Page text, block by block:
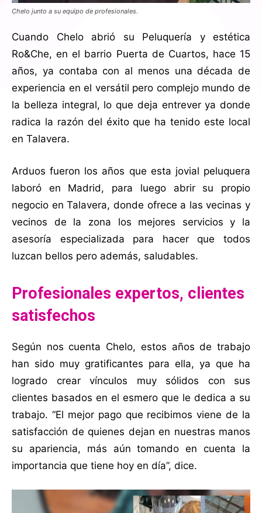
Chelo junto a su equipo de profesionales.
Cuando Chelo abrió su Peluquería y estética
Ro&Che, en el barrio Puerta de Cuartos, hace 15
años, ya contaba con al menos una década de
experiencia en el versátil pero complejo mundo de
la belleza integral, lo que deja entrever ya donde
radica la razón del éxito que ha tenido este local
en Talavera.
Arduos fueron los años que esta jovial peluquera
laboró en Madrid, para luego abrir su propio
negocio en Talavera, donde ofrece a las vecinas y
vecinos de la zona los mejores servicios y la
asesoría especializada para hacer que todos
luzcan bellos pero además, saludables.
Profesionales expertos, clientes
satisfechos
Según nos cuenta Chelo, estos años de trabajo
han sido muy gratificantes para ella, ya que ha
logrado crear vínculos muy sólidos con sus
clientes basados en el esmero que le dedica a su
trabajo. “El mejor pago que recibimos viene de la
satisfacción de quienes dejan en nuestras manos
su apariencia, más aún tomando en cuenta la
importancia que tiene hoy en día”, dice.